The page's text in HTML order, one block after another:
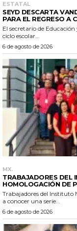
ESTATAL
SEYD DESCARTA
PARA EL REGRESO A
El secretario de
ciclo escolar...
6 de agosto de 2026
MX.
TRABAJADORES DEL
HOMOLOGACIÓN DE
Trabajadores del Instituto
a conocer una serie...
6 de agosto de 2026